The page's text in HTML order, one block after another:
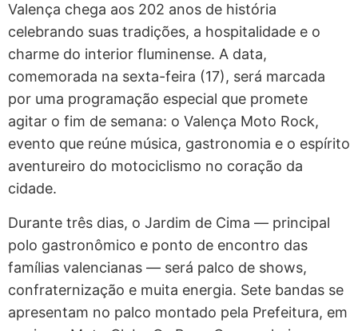
Valença chega aos 202 anos de história
celebrando suas tradições, a hospitalidade e o
charme do interior fluminense. A data,
comemorada na sexta-feira (17), será marcada
por uma programação especial que promete
agitar o fim de semana: o Valença Moto Rock,
evento que reúne música, gastronomia e o espírito
aventureiro do motociclismo no coração da
cidade.
Durante três dias, o Jardim de Cima — principal
polo gastronômico e ponto de encontro das
famílias valencianas — será palco de shows,
confraternização e muita energia. Sete bandas se
apresentam no palco montado pela Prefeitura, em